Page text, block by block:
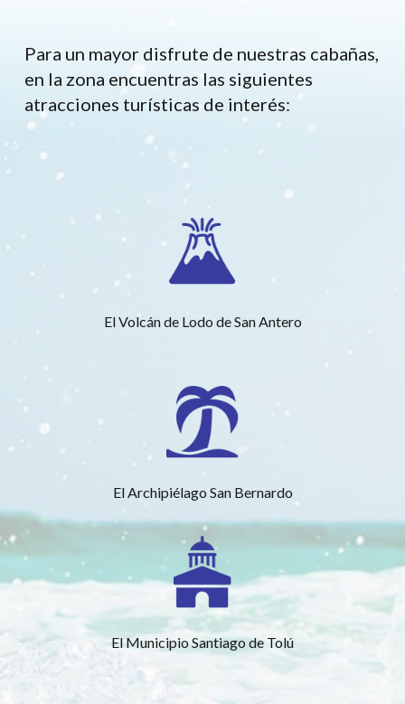
Para un mayor disfrute de nuestras cabañas,
en la zona encuentras las siguientes
atracciones turísticas de interés:
El Volcán de Lodo de San Antero
El Archipiélago San Bernardo
El Municipio Santiago de Tolú